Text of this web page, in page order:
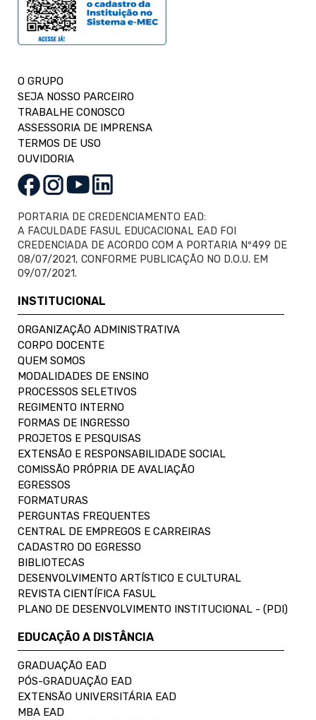
O GRUPO
SEJA NOSSO PARCEIRO
TRABALHE CONOSCO
ASSESSORIA DE IMPRENSA
TERMOS DE USO
OUVIDORIA
PORTARIA DE CREDENCIAMENTO EAD:
A FACULDADE FASUL EDUCACIONAL EAD FOI
CREDENCIADA DE ACORDO COM A PORTARIA Nº499 DE
08/07/2021, CONFORME PUBLICAÇÃO NO D.O.U. EM
09/07/2021.
INSTITUCIONAL
ORGANIZAÇÃO ADMINISTRATIVA
CORPO DOCENTE
QUEM SOMOS
MODALIDADES DE ENSINO
PROCESSOS SELETIVOS
REGIMENTO INTERNO
FORMAS DE INGRESSO
PROJETOS E PESQUISAS
EXTENSÃO E RESPONSABILIDADE SOCIAL
COMISSÃO PRÓPRIA DE AVALIAÇÃO
EGRESSOS
FORMATURAS
PERGUNTAS FREQUENTES
CENTRAL DE EMPREGOS E CARREIRAS
CADASTRO DO EGRESSO
BIBLIOTECAS
DESENVOLVIMENTO ARTÍSTICO E CULTURAL
REVISTA CIENTÍFICA FASUL
PLANO DE DESENVOLVIMENTO INSTITUCIONAL - (PDI)
EDUCAÇÃO A DISTÂNCIA
GRADUAÇÃO EAD
PÓS-GRADUAÇÃO EAD
EXTENSÃO UNIVERSITÁRIA EAD
MBA EAD